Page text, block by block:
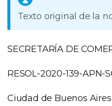
Texto original de la
SECRETARÍA DE
RESOL-2020-139-APN-
Ciudad de Buenos